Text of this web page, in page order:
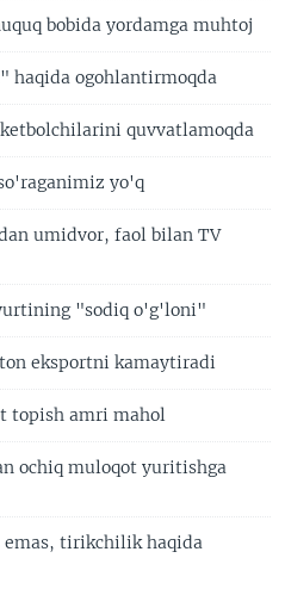
bobida yordamga muhtoj
ogohlantirmoqda
quvvatlamoqda
yo'q
umidvor, faol bilan TV
"sodiq o'g'loni"
eksportni kamaytiradi
topish amri mahol
ochiq muloqot yuritishga
emas, tirikchilik haqida